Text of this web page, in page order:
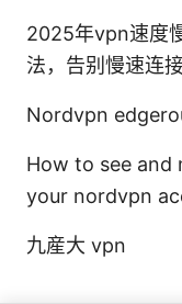
2025年vpn速度
法，告别慢速连
Nordvpn
How to see and
your nordvpn
九産大 vpn